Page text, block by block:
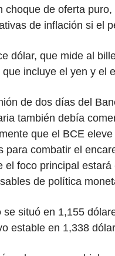
choque de oferta
de inflación si el
dólar, que mide al
que incluye el yen y el
de dos días del
también debía
que el BCE
para combatir el
el foco principal
de política
se situó en 1,155
estable en 1,338